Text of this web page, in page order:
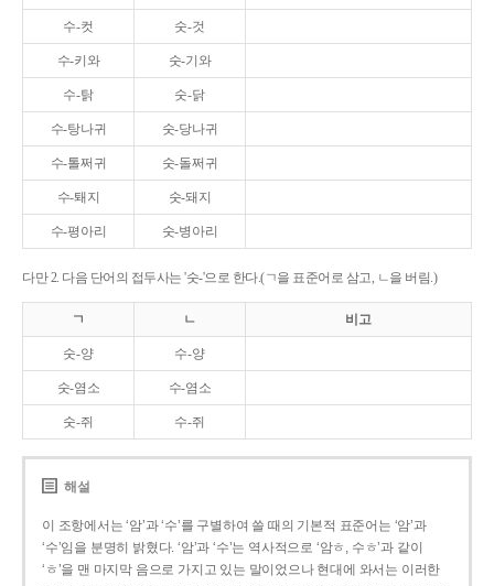
수-컷 숫-것
수-키와 숫-기와
수-탉 숫-닭
수-탕나귀 숫-당나귀
수-톨쩌귀 숫-돌쩌귀
수-퇘지 숫-돼지
수-평아리 숫-병아리
다만 2. 다음 단어의 접두사는 '숫-'으로 한다.(ㄱ을 표준어로 삼고, ㄴ을 버림.)
ㄱ ㄴ 비고
숫-양 수-양
숫-염소 수-염소
숫-쥐 수-쥐
해설
이 조항에서는 ‘암’과 ‘수’를 구별하여 쓸 때의 기본적 표준어는 ‘암’과
‘수’임을 분명히 밝혔다. ‘암’과 ‘수’는 역사적으로 ‘암ㅎ, 수ㅎ’과 같이
‘ㅎ’을 맨 마지막 음으로 가지고 있는 말이었으나 현대에 와서는 이러한